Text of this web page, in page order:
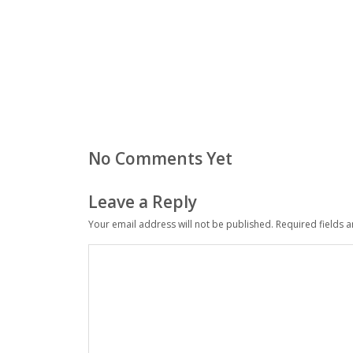
No Comments Yet
Leave a Reply
Your email address will not be published. Required fields